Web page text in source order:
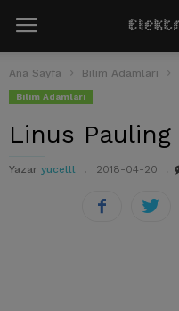
Ana Sayfa Bilim Adamları
Bilim Adamları
Linus Pauling
Yazar yucelll 2018-04-20